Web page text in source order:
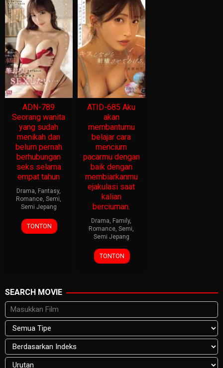
ADN-789
Seorang wanita
yang sudah
menikah dan
belum pernah
berhubungan
seks selama
empat tahun
Drama, Fantasy,
Romance,Semi,
Semi Jepang
TONTON
ATID-685 Aku
akan
membantumu
belajar cara
mencium
pacarmu dengan
baik dengan
membiarkanmu
ejakulasi saat
kalian
berciuman.
Drama, Family,
Romance,Semi,
Semi Jepang
TONTON
SEARCH MOVIE